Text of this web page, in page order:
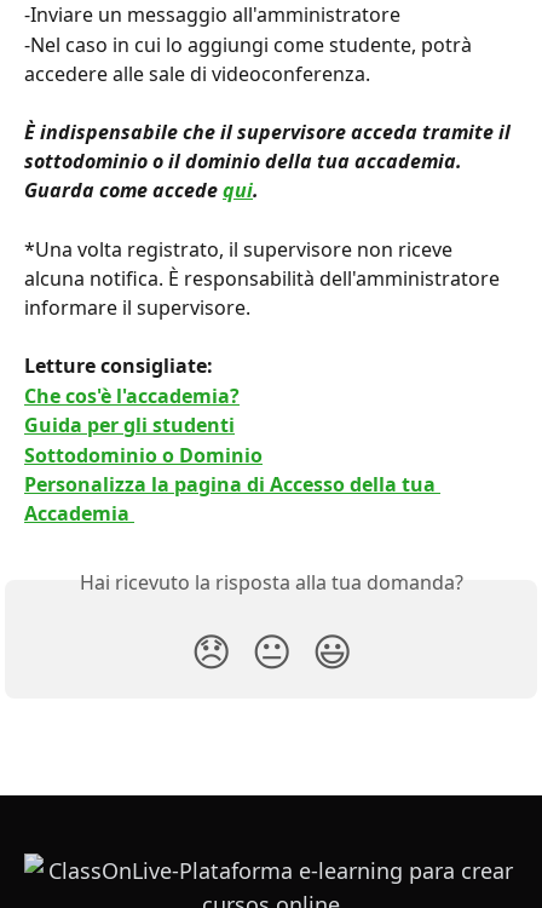
-Inviare un messaggio all'amministratore
-Nel caso in cui lo aggiungi come studente, potrà
accedere alle sale di videoconferenza.
È indispensabile che il supervisore acceda tramite il
sottodominio o il dominio della tua accademia.
Guarda come accede qui.
*Una volta registrato, il supervisore non riceve
alcuna notifica. È responsabilità dell'amministratore
informare il supervisore.
Letture consigliate:
Che cos'è l'accademia?
Guida per gli studenti
Sottodominio o Dominio
Personalizza la pagina di Accesso della tua
Accademia
Hai ricevuto la risposta alla tua domanda?
😞 😐 😃